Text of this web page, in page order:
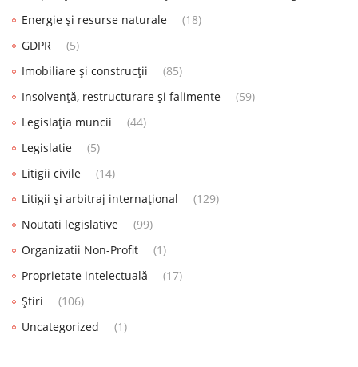
Energie și resurse naturale
(18)
GDPR
(5)
Imobiliare și construcții
(85)
Insolvență, restructurare și falimente
(59)
Legislația muncii
(44)
Legislatie
(5)
Litigii civile
(14)
Litigii și arbitraj internațional
(129)
Noutati legislative
(99)
Organizatii Non-Profit
(1)
Proprietate intelectuală
(17)
Știri
(106)
Uncategorized
(1)